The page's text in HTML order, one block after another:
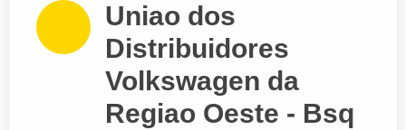
Uniao dos
Distribuidores
Volkswagen da
Regiao Oeste - Bsq